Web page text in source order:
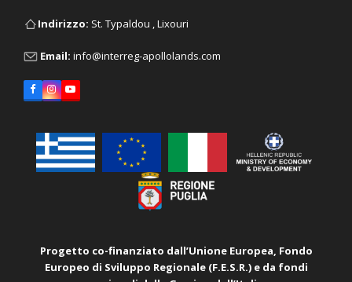
Ιndirizzo: St. Typaldou , Lixouri
Email: info@interreg-apollolands.com
Facebook
Instagram
YouTube
Progetto co-finanziato dall’Unione Europea, Fondo
Europeo di Sviluppo Regionale (F.E.S.R.) e da fondi